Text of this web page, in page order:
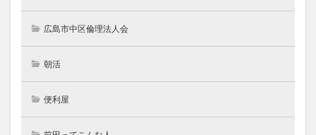
広島市中区倫理法人会
朝活
便利屋